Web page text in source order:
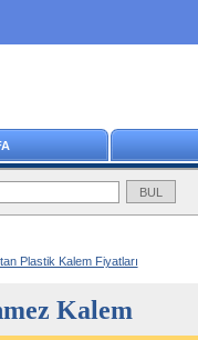
Plastik Kalem Fiyatları
Kalem